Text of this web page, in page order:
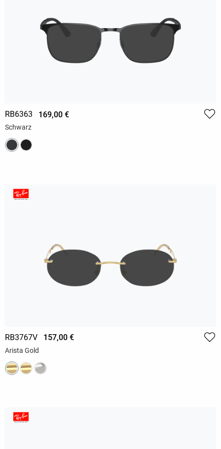
RB6363 169,00 €
Schwarz
RB3767V 157,00 €
Arista Gold